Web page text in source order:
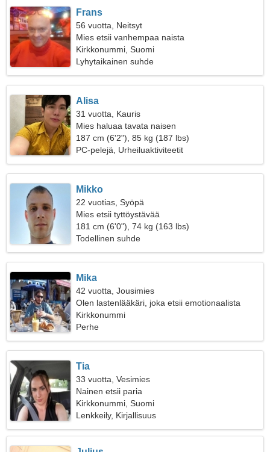
Frans
56 vuotta, Neitsyt
Mies etsii vanhempaa naista
Kirkkonummi, Suomi
Lyhytaikainen suhde
Alisa
31 vuotta, Kauris
Mies haluaa tavata naisen
187 cm (6'2"), 85 kg (187 lbs)
PC-pelejä, Urheiluaktiviteetit
Mikko
22 vuotias, Syöpä
Mies etsii tyttöystävää
181 cm (6'0"), 74 kg (163 lbs)
Todellinen suhde
Mika
42 vuotta, Jousimies
Olen lastenlääkäri, joka etsii emotionaalista
naista
Kirkkonummi
Perhe
Tia
33 vuotta, Vesimies
Nainen etsii paria
Kirkkonummi, Suomi
Lenkkeily, Kirjallisuus